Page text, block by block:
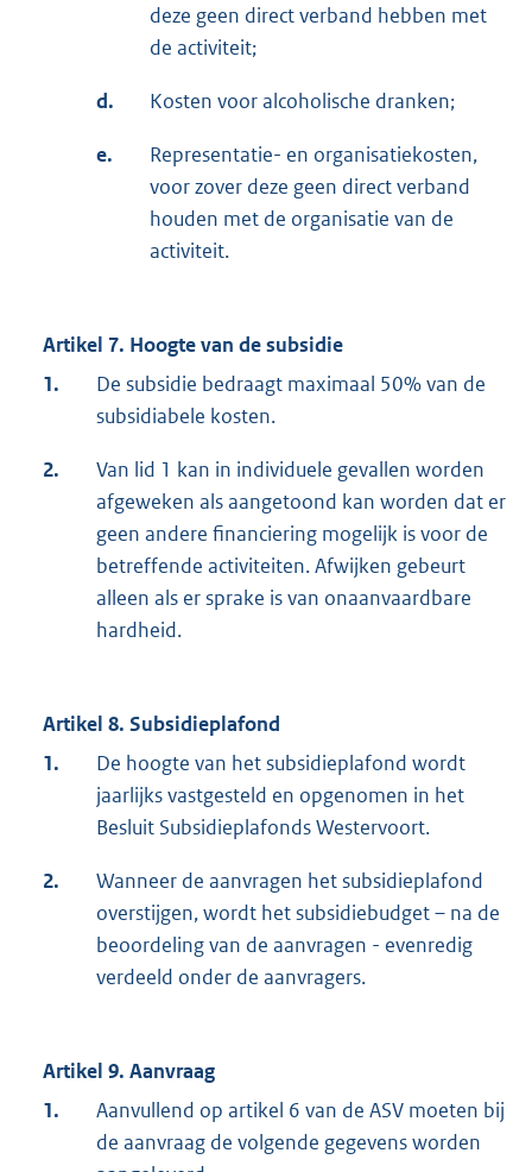
deze geen direct verband hebben met
de activiteit;
d. Kosten voor alcoholische dranken;
e.
Representatie- en organisatiekosten,
voor zover deze geen direct verband
houden met de organisatie van de
activiteit.
Artikel 7. Hoogte van de subsidie
1.
De subsidie bedraagt maximaal 50% van de
subsidiabele kosten.
2.
Van lid 1 kan in individuele gevallen worden
afgeweken als aangetoond kan worden dat er
geen andere financiering mogelijk is voor de
betreffende activiteiten. Afwijken gebeurt
alleen als er sprake is van onaanvaardbare
hardheid.
Artikel 8. Subsidieplafond
1.
De hoogte van het subsidieplafond wordt
jaarlijks vastgesteld en opgenomen in het
Besluit Subsidieplafonds Westervoort.
2.
Wanneer de aanvragen het subsidieplafond
overstijgen, wordt het subsidiebudget – na de
beoordeling van de aanvragen - evenredig
verdeeld onder de aanvragers.
Artikel 9. Aanvraag
1.
Aanvullend op artikel 6 van de ASV moeten bij
de aanvraag de volgende gegevens worden